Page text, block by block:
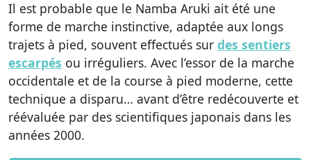
Il est probable que le Namba Aruki ait été une
forme de marche instinctive, adaptée aux longs
trajets à pied, souvent effectués sur des sentiers
escarpés ou irréguliers. Avec l’essor de la marche
occidentale et de la course à pied moderne, cette
technique a disparu… avant d’être redécouverte et
réévaluée par des scientifiques japonais dans les
années 2000.